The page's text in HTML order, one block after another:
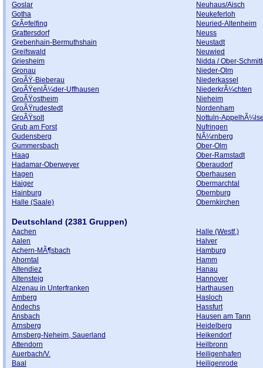
Goslar
Neuhaus/Aisch
Gotha
Neukeferloh
GrÃ¤felfing
Neuried-Altenheim
Grattersdorf
Neuss
Grebenhain-Bermuthshain
Neustadt
Greifswald
Neuwied
Griesheim
Nidda / Ober-
Gronau
Nieder-Olm
GroÃŸ-Bieberau
Niederkassel
GroÃŸenlÃ¼der-Uffhausen
NiederkrÃ¼chten
GroÃŸostheim
Nieheim
GroÃŸrudestedt
Nordenham
GroÃŸsolt
Nottuln-
Grub am Forst
Nufringen
Gudensberg
NÃ¼rnberg
Gummersbach
Ober-Olm
Haag
Ober-Ramstadt
Hadamar-Oberweyer
Oberaudorf
Hagen
Oberhausen
Haiger
Obermarchtal
Hainburg
Obernburg
Halle (Saale)
Obernkirchen
Deutschland (2381 Gruppen)
Aachen
Halle (Westf.)
Aalen
Halver
Achern-MÃ¶sbach
Hamburg
Ahorntal
Hamm
Altendiez
Hanau
Altensteig
Hannover
Alzenau in Unterfranken
Harthausen
Amberg
Hasloch
Andechs
Hassfurt
Ansbach
Hausen am Tann
Arnsberg
Heidelberg
Arnsberg-Neheim, Sauerland
Heikendorf
Attendorn
Heilbronn
Auerbach/V.
Heiligenhafen
Baal
Heiligenrode